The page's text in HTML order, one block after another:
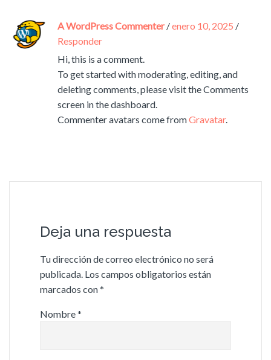
A WordPress Commenter /enero 10, 2025 /
Responder
Hi, this is a comment.
To get started with moderating, editing, and
deleting comments, please visit the Comments
screen in the dashboard.
Commenter avatars come fromGravatar.
Deja una respuesta
Tu dirección de correo electrónico no será
publicada. Los campos obligatorios están
marcados con*
Nombre*